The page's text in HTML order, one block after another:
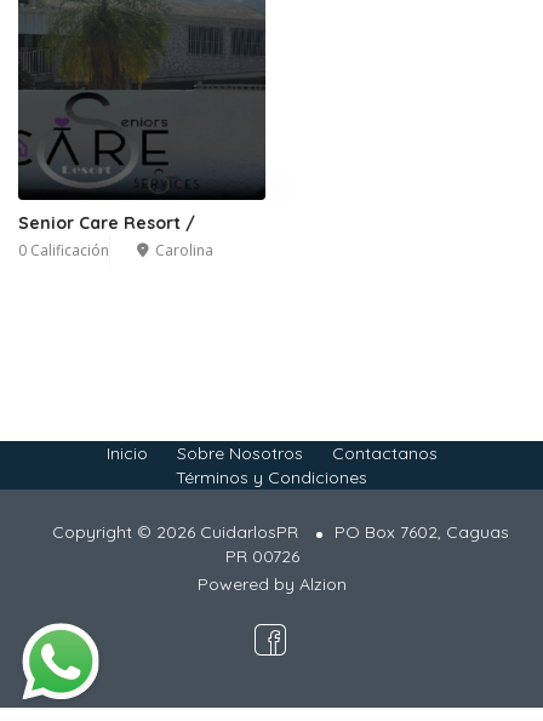
Senior Care Resort /
0 Calificación Carolina
Inicio Sobre Nosotros
Contactanos
Términos y Condiciones
Copyright © 2026 CuidarlosPR
PO Box 7602, Caguas
PR 00726
Powered by Alzion